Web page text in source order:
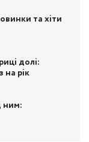
та хіти
долі:
на рік
ним: